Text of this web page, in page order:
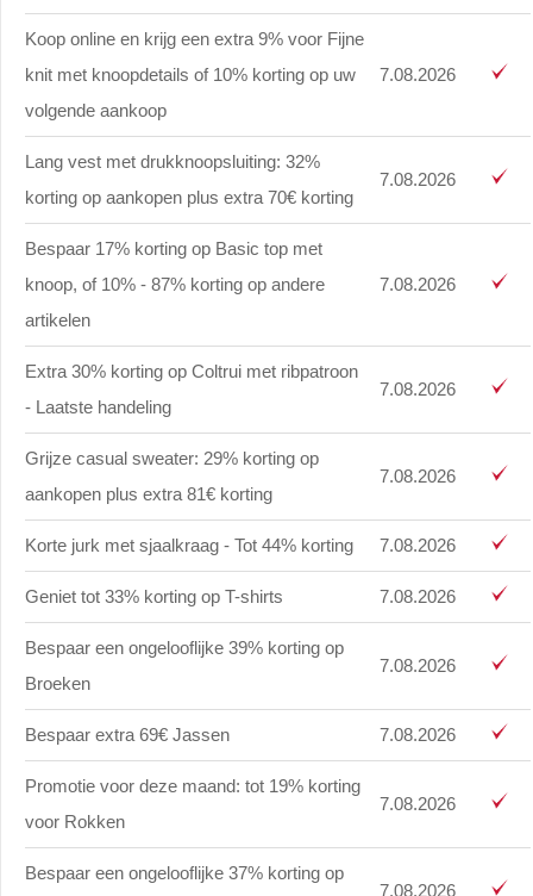
Koop online en krijg een extra 9% voor Fijne
knit met knoopdetails of 10% korting op uw
volgende aankoop
7.08.2026
Lang vest met drukknoopsluiting: 32%
korting op aankopen plus extra 70€ korting
7.08.2026
Bespaar 17% korting op Basic top met
knoop, of 10% - 87% korting op andere
artikelen
7.08.2026
Extra 30% korting op Coltrui met ribpatroon
- Laatste handeling
7.08.2026
Grijze casual sweater: 29% korting op
aankopen plus extra 81€ korting
7.08.2026
Korte jurk met sjaalkraag - Tot 44% korting 7.08.2026
Geniet tot 33% korting op T-shirts 7.08.2026
Bespaar een ongelooflijke 39% korting op
Broeken
7.08.2026
Bespaar extra 69€ Jassen 7.08.2026
Promotie voor deze maand: tot 19% korting
voor Rokken
7.08.2026
Bespaar een ongelooflijke 37% korting op
7.08.2026